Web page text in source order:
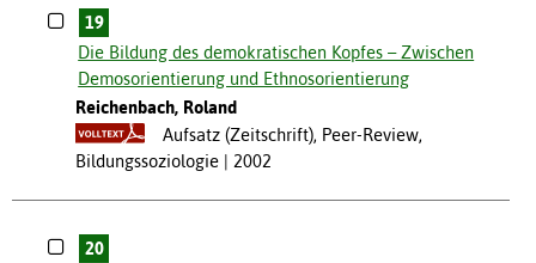
19
Die Bildung des demokratischen Kopfes – Zwischen
Demosorientierung und Ethnosorientierung
Reichenbach, Roland
Aufsatz (Zeitschrift), Peer-Review,
Bildungssoziologie
2002
20